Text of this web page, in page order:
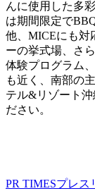
んに使⽤した多
は期間限定で
他、MICEにも対
ーの挙式場、さ
体験プログラム
も近く、南部の
テル&リゾート
ださい。
PR TIMESプレス